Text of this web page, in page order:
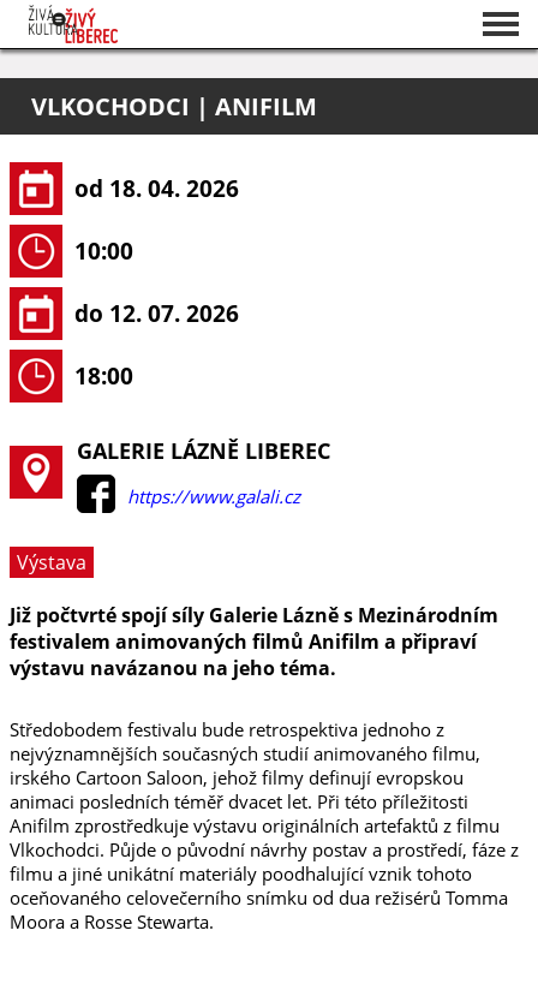
O projektu
Pořadatelé
VLKOCHODCI | ANIFILM
od 18. 04. 2026
10:00
do 12. 07. 2026
18:00
GALERIE LÁZNĚ LIBEREC
https://www.galali.cz
Výstava
Již počtvrté spojí síly Galerie Lázně s Mezinárodním
festivalem animovaných filmů Anifilm a připraví
výstavu navázanou na jeho téma.
Středobodem festivalu bude retrospektiva jednoho z
nejvýznamnějších současných studií animovaného filmu,
irského Cartoon Saloon, jehož filmy definují evropskou
animaci posledních téměř dvacet let. Při této příležitosti
Anifilm zprostředkuje výstavu originálních artefaktů z filmu
Vlkochodci. Půjde o původní návrhy postav a prostředí, fáze z
filmu a jiné unikátní materiály poodhalující vznik tohoto
oceňovaného celovečerního snímku od dua režisérů Tomma
Moora a Rosse Stewarta.